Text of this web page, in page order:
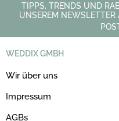
TIPPS, TRENDS UND
UNSEREM
WEDDIX GMBH
Wir über uns
Impressum
AGBs